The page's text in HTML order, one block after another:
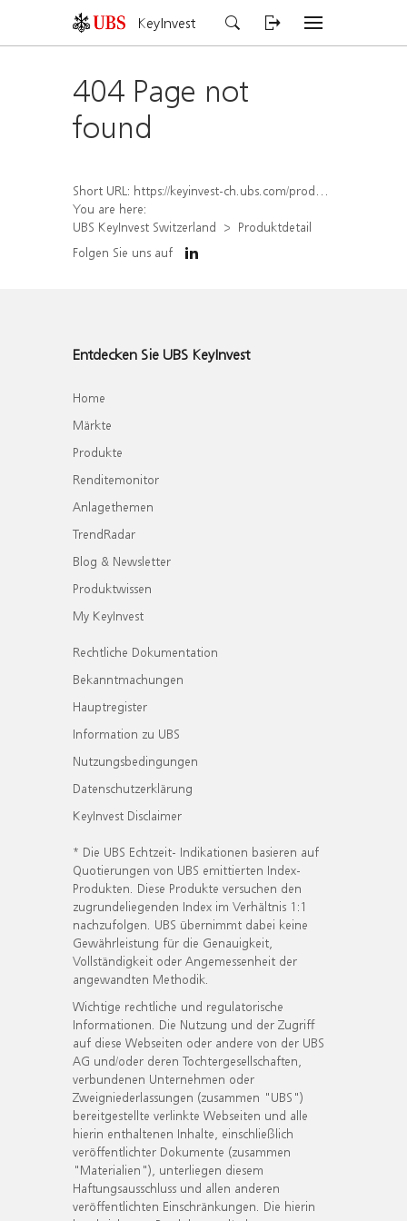
KeyInvest
404 Page not
found
Short URL: https://keyinvest-ch.ubs.com/produkt/detail/index/isin/CH1564676109
You are here:
UBS KeyInvest Switzerland
Produktdetail
Folgen Sie uns auf
Entdecken Sie UBS KeyInvest
Home
Märkte
Produkte
Renditemonitor
Anlagethemen
TrendRadar
Blog & Newsletter
Produktwissen
My KeyInvest
Rechtliche Dokumentation
Bekanntmachungen
Hauptregister
Information zu UBS
Nutzungsbedingungen
Datenschutzerklärung
KeyInvest Disclaimer
* Die UBS Echtzeit- Indikationen basieren auf
Quotierungen von UBS emittierten Index-
Produkten. Diese Produkte versuchen den
zugrundeliegenden Index im Verhältnis 1:1
nachzufolgen. UBS übernimmt dabei keine
Gewährleistung für die Genauigkeit,
Vollständigkeit oder Angemessenheit der
angewandten Methodik.
Wichtige rechtliche und regulatorische
Informationen. Die Nutzung und der Zugriff
auf diese Webseiten oder andere von der UBS
AG und/oder deren Tochtergesellschaften,
verbundenen Unternehmen oder
Zweigniederlassungen (zusammen "UBS")
bereitgestellte verlinkte Webseiten und alle
hierin enthaltenen Inhalte, einschließlich
veröffentlichter Dokumente (zusammen
"Materialien"), unterliegen diesem
Haftungsausschluss und allen anderen
veröffentlichten Einschränkungen. Die hierin